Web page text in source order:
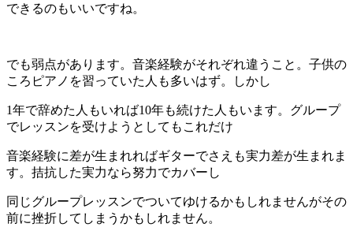
できるのもいいですね。
でも弱点があります。音楽経験がそれぞれ違うこと。子供の
ころピアノを習っていた人も多いはず。しかし
1年で辞めた人もいれば10年も続けた人もいます。グループ
でレッスンを受けようとしてもこれだけ
音楽経験に差が生まれればギターでさえも実力差が生まれま
す。拮抗した実力なら努力でカバーし
同じグループレッスンでついてゆけるかもしれませんがその
前に挫折してしまうかもしれません。